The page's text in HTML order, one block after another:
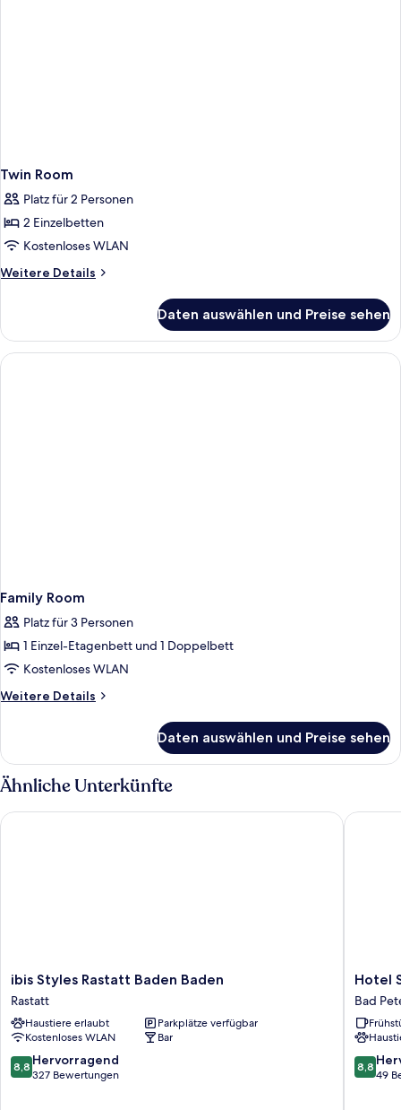
Twin Room
Platz für 2 Personen
2 Einzelbetten
Kostenloses WLAN
Weitere Details
Weitere
Room
Daten auswählen und Preise sehen
Family Room
Platz für 3 Personen
1 Einzel-Etagenbett und 1 Doppelbett
Kostenloses WLAN
Weitere Details
Weitere
Room
Daten auswählen und Preise sehen
Ähnliche Unterkünfte
ibis
Styles
Rastatt
Baden
Baden
Rastatt
ibis Styles Rastatt Baden Baden
Rastatt
Haustiere erlaubt
Parkplätze verfügbar
Kostenloses WLAN
Bar
8.8
von
8,8 Hervorragend
327 Bewertungen
ibis Styles Rastatt Baden Baden
Hotel
Bad
Hotel
Bad
8.8
von
8,8
49
Hotel